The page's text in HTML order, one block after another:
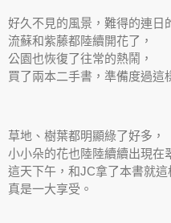
好久不見的風景，難得的連日
流蘇和紫藤都陸續開花了，
公園也恢復了往常的熱鬧，
買了兩本二手書，準備度過這
草地、樹葉都明顯綠了好多，
小小朵的花也陸陸續續出現在
這天下午，和JC拿了本書就這
真是一大享受。